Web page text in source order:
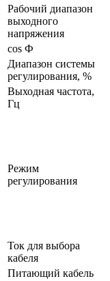
Рабочий диапазон
выходного
напряжения
cos Ф
Диапазон системы
регулирования, %
Выходная частота,
Гц
Режим
регулирования
Ток для выбора
кабеля
Питающий кабель